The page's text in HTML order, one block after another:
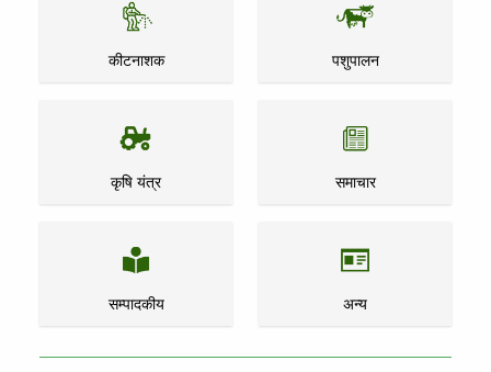
कीटनाशक पशुपालन
कृषि यंत्र समाचार
सम्पादकीय अन्य